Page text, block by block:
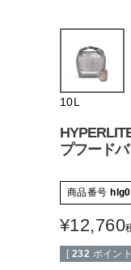
10L
プフード
商品番号
¥12,760
[ 232 ポイン